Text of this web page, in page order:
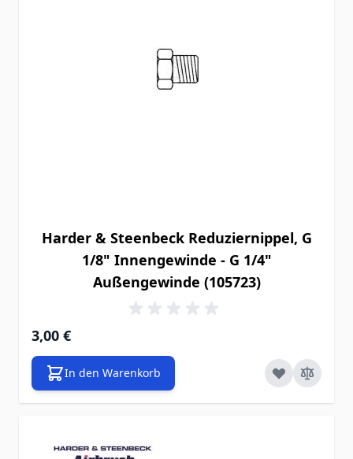
Harder & Steenbeck Reduziernippel, G
1/8" Innengewinde - G 1/4"
Außengewinde (105723)
3,00 €
In den Warenkorb